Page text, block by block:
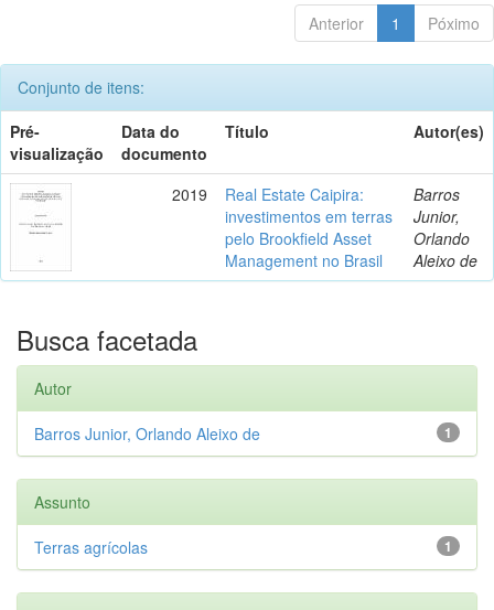
Anterior 1 Póximo
Conjunto de itens:
Pré-
visualização
Data do
documento
Título Autor(es)
2019
Real Estate Caipira:
investimentos em terras
pelo Brookfield Asset
Management no Brasil
Barros
Junior,
Orlando
Aleixo de
Busca facetada
Autor
1
Barros Junior, Orlando Aleixo de
Assunto
1
Terras agrícolas